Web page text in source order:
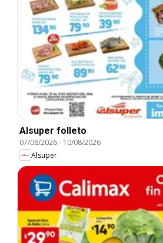
Alsuper folleto
07/08/2026- 10/08/2026
Alsuper